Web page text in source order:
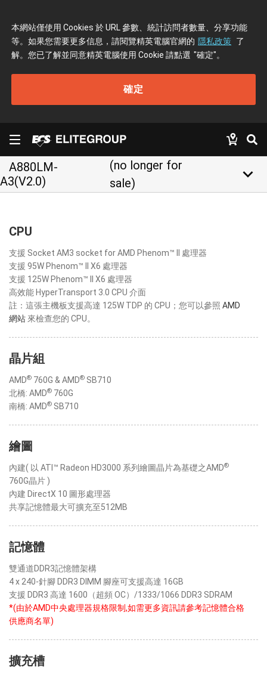
本網站僅使用 Cookies 於 URL 參數、統計訪問者數量、分享功能
等。如果您需要更多信息，請閱覽精英電腦官網的 隱私政策 了
解。您已了解並同意精英電腦使用 Cookie 請點選 "確定"。
確定
A880LM-
A3(V2.0)
(no longer for
sale)
keyboard_arrow_down
CPU
支援 Socket AM3 socket for AMD Phenom™ II 處理器
支援 95W Phenom™ II X6 處理器
支援 125W Phenom™ II X6 處理器
高效能 HyperTransport 3.0 CPU 介面
註：這張主機板支援高達 125W TDP 的 CPU；您可以參照 AMD
網站 來檢查您的 CPU。
晶片組
AMD® 760G & AMD® SB710
北橋: AMD® 760G
南橋: AMD® SB710
繪圖
內建( 以 ATI™ Radeon HD3000 系列繪圖晶片為基礎之AMD®
760G晶片 )
內建 DirectX 10 圖形處理器
共享記憶體最大可擴充至512MB
記憶體
雙通道DDR3記憶體架構
4 x 240-針腳 DDR3 DIMM 腳座可支援高達 16GB
支援 DDR3 高達 1600（超頻 OC）/1333/1066 DDR3 SDRAM
*(由於AMD中央處理器規格限制,如需更多資訊請參考記憶體合格
供應商名單)
擴充槽